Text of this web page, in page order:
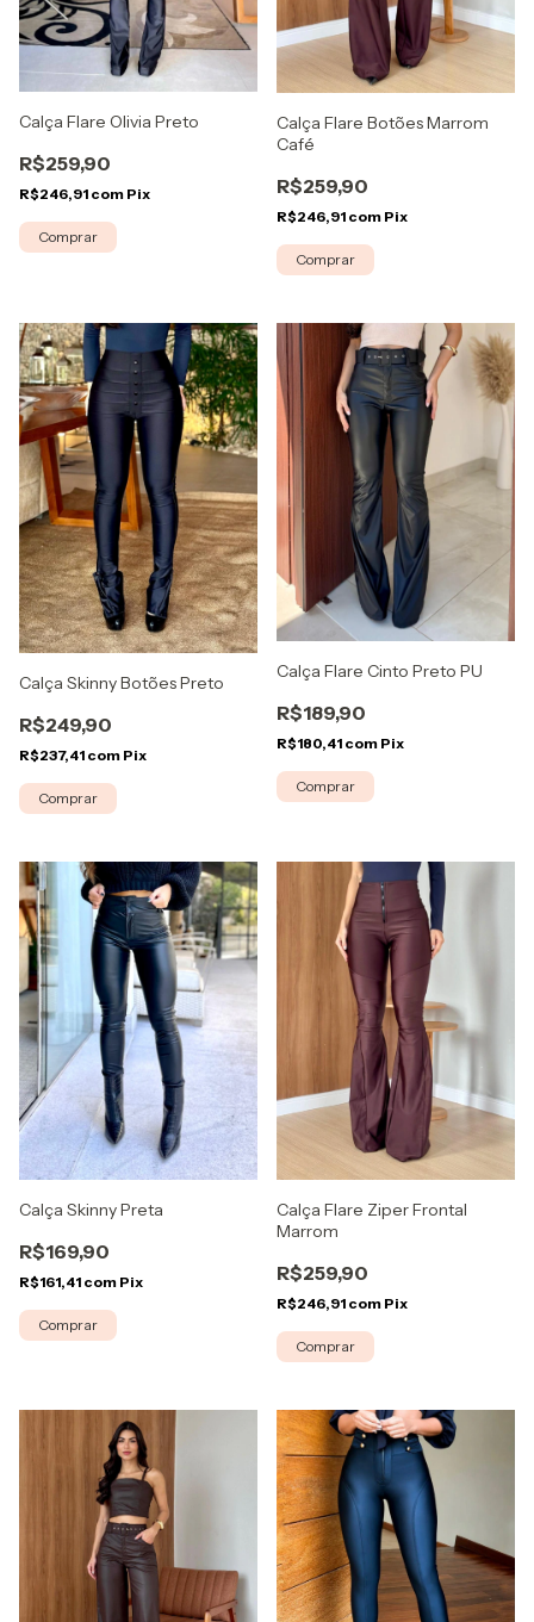
Calça Flare Olivia Preto
R$259,90
R$246,91 com Pix
Comprar
Calça Flare Botões Marrom
Café
R$259,90
R$246,91 com Pix
Comprar
Calça Skinny Botões Preto
R$249,90
R$237,41 com Pix
Comprar
Calça Flare Cinto Preto PU
R$189,90
R$180,41 com Pix
Comprar
Calça Skinny Preta
R$169,90
R$161,41 com Pix
Comprar
Calça Flare Ziper Frontal
Marrom
R$259,90
R$246,91 com Pix
Comprar